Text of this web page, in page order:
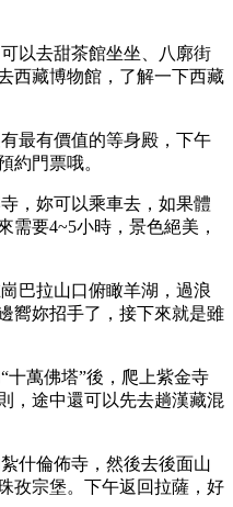
以去甜茶館坐坐、八廓街
西藏博物館，了解一下西藏
最有價值的等身殿，下午
約門票哦。
，妳可以乘車去，如果體
需要4~5小時，景色絕美，
巴拉山口俯瞰羊湖，過浪
嚮妳招手了，接下來就是雖
十萬佛塔”後，爬上紫金寺
，途中還可以先去趟漢藏混
什倫佈寺，然後去後面山
孜宗堡。下午返回拉薩，好